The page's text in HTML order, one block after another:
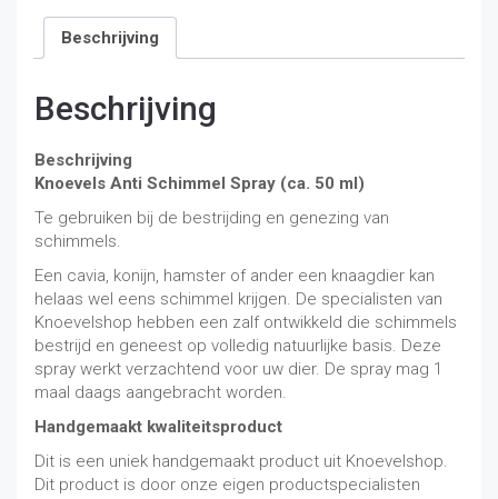
aantal
Beschrijving
Beschrijving
Beschrijving
Knoevels Anti Schimmel Spray (ca. 50 ml)
Te gebruiken bij de bestrijding en genezing van
schimmels.
Een cavia, konijn, hamster of ander een knaagdier kan
helaas wel eens schimmel krijgen. De specialisten van
Knoevelshop hebben een zalf ontwikkeld die schimmels
bestrijd en geneest op volledig natuurlijke basis. Deze
spray werkt verzachtend voor uw dier. De spray mag 1
maal daags aangebracht worden.
Handgemaakt kwaliteitsproduct
Dit is een uniek handgemaakt product uit Knoevelshop.
Dit product is door onze eigen productspecialisten